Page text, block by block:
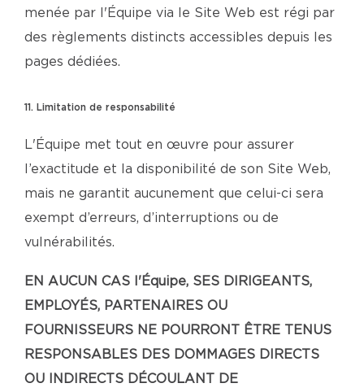
menée par l'Équipe via le Site Web est régi par
des règlements distincts accessibles depuis les
pages dédiées.
11. Limitation de responsabilité
L'Équipe met tout en œuvre pour assurer
l’exactitude et la disponibilité de son Site Web,
mais ne garantit aucunement que celui-ci sera
exempt d’erreurs, d’interruptions ou de
vulnérabilités.
EN AUCUN CAS l'Équipe, SES DIRIGEANTS,
EMPLOYÉS, PARTENAIRES OU
FOURNISSEURS NE POURRONT ÊTRE TENUS
RESPONSABLES DES DOMMAGES DIRECTS
OU INDIRECTS DÉCOULANT DE